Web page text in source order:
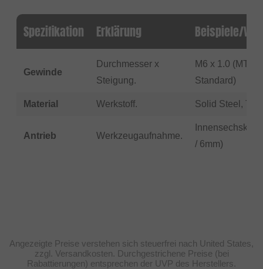
Spezifikation Erklärung Beispiele/
Gewinde
Durchmesser x
Steigung.
M6 x 1.0 (MTB
Standard)
Material Werkstoff. Solid Steel,
Antrieb Werkzeugaufnahme.
/ 6mm)
Angezeigte Preise verstehen sich steuerfrei nach United States,
zzgl. Versandkosten. Durchgestrichene Preise (bei
Rabattierungen) entsprechen der UVP des Herstellers.